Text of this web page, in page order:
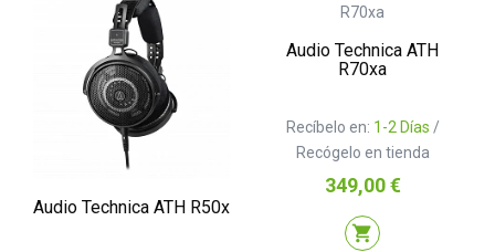
Audio Technica ATH R50x
Audio Technica ATH
R70xa
Recíbelo en: 1-2 Días /
Recógelo en tienda
Precio
349,00 €
shopping_cart